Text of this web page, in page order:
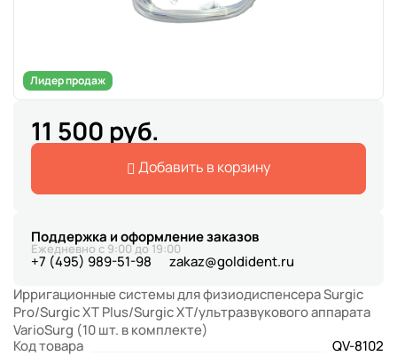
Лидер продаж
Ирригационные системы для физиодиспенсера Surgic
Pro/Surgic XT Plus/Surgic XT/ультразвукового аппарата
VarioSurg (10 шт. в комплекте)
Код товара
QV-8102
11 500 руб.
Добавить в корзину
Поддержка и оформление заказов
Ежедневно с 9:00 до 19:00
+7 (495) 989-51-98 zakaz@goldident.ru